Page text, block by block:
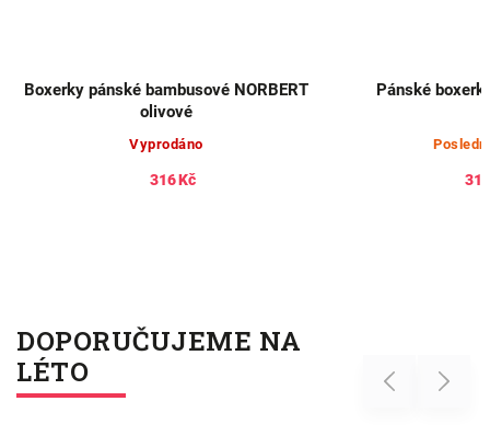
Boxerky pánské bambusové NORBERT
olivové
Vyprodáno
316 Kč
Pánské
DOPORUČUJEME NA
LÉTO
Previous Next